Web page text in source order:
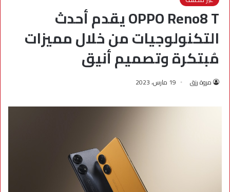
OPPO Reno8 T يقدم أحدث
التكنولوجيات من خلال مميزات
مُبتكرة وتصميم أنيق
مروة رزق 19 مارس، 2023